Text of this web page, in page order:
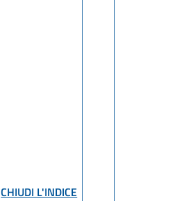
CHIUDI L'INDICE